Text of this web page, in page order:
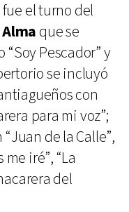
el turno del
que se
Pescador” y
se incluyó
con
para mi voz”;
de la Calle”,
iré”, “La
del